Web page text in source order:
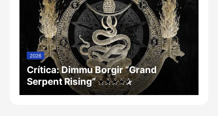
2026
Crítica: Dimmu Borgir “Grand
Serpent Rising”